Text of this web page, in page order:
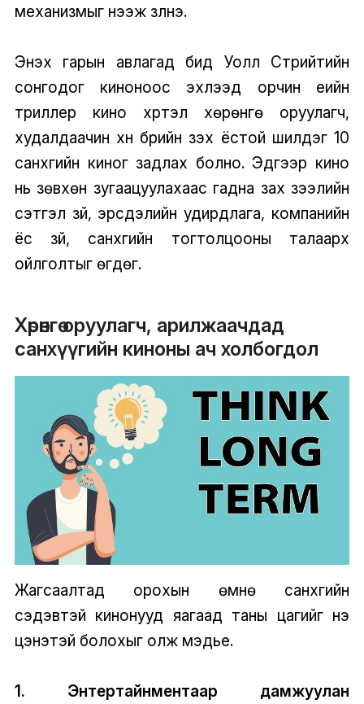
механизмыг нээж үзүүлнэ.
Энэхүү гарын авлагад бид Уолл Стрийтийн
сонгодог киноноос эхлээд орчин үеийн
триллер кино хүртэл хөрөнгө оруулагч,
худалдаачин хүн бүрийн үзэх ёстой шилдэг 10
санхүүгийн киног задлах болно. Эдгээр кино
нь зөвхөн зугаацуулахаас гадна зах зээлийн
сэтгэл зүй, эрсдэлийн удирдлага, компанийн
ёс зүй, санхүүгийн тогтолцооны талаарх
ойлголтыг өгдөг.
Хөрөнгө оруулагч, арилжаачдад
санхүүгийн киноны ач холбогдол
Жагсаалтад орохын өмнө санхүүгийн
сэдэвтэй кинонууд яагаад таны цагийг үнэ
цэнэтэй болохыг олж мэдье.
1. Энтертайнментаар дамжуулан